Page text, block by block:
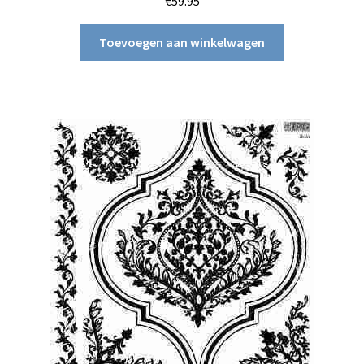
Toevoegen aan winkelwagen